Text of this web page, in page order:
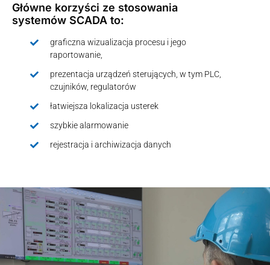
Główne korzyści ze stosowania
systemów SCADA to:
graficzna wizualizacja procesu i jego
raportowanie,
prezentacja urządzeń sterujących, w tym PLC,
czujników, regulatorów
łatwiejsza lokalizacja usterek
szybkie alarmowanie
rejestracja i archiwizacja danych